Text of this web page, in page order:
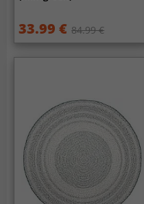
33.99 € 84.99 €